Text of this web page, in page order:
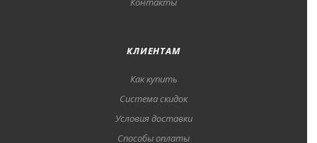
КЛИЕНТАМ
Как купить
Система скидок
Условия доставки
Способы оплаты